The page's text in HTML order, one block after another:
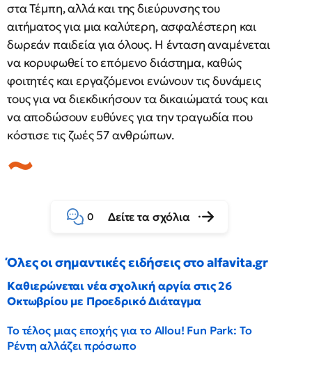
στα Τέμπη, αλλά και της διεύρυνσης του
αιτήματος για μια καλύτερη, ασφαλέστερη και
δωρεάν παιδεία για όλους. Η ένταση αναμένεται
να κορυφωθεί το επόμενο διάστημα, καθώς
φοιτητές και εργαζόμενοι ενώνουν τις δυνάμεις
τους για να διεκδικήσουν τα δικαιώματά τους και
να αποδώσουν ευθύνες για την τραγωδία που
κόστισε τις ζωές 57 ανθρώπων.
0 Δείτε τα σχόλια
Όλες οι σημαντικές ειδήσεις στο alfavita.gr
Καθιερώνεται νέα σχολική αργία στις 26
Οκτωβρίου με Προεδρικό Διάταγμα
Το τέλος μιας εποχής για το Allou! Fun Park: Το
Ρέντη αλλάζει πρόσωπο